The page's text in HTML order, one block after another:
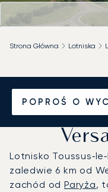
POPROŚ O
Strona Główna Lotniska
Lotnisko
zaledwie 6 km od
zachód odParyża,